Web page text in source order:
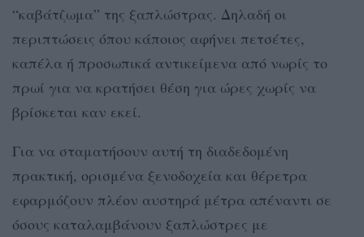
“καβάτζωμα” της ξαπλώστρας. Δηλαδή οι
περιπτώσεις όπου κάποιος αφήνει πετσέτες,
καπέλα ή προσωπικά αντικείμενα από νωρίς το
πρωί για να κρατήσει θέση για ώρες χωρίς να
βρίσκεται καν εκεί.
Για να σταματήσουν αυτή τη διαδεδομένη
πρακτική, ορισμένα ξενοδοχεία και θέρετρα
εφαρμόζουν πλέον αυστηρά μέτρα απέναντι σε
όσους καταλαμβάνουν ξαπλώστρες με